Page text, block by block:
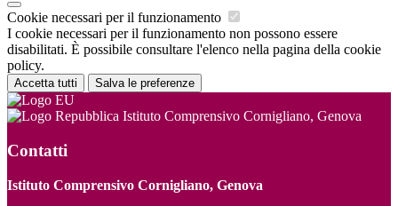
Cookie necessari per il funzionamento
I cookie necessari per il funzionamento non possono essere
disabilitati. È possibile consultare l'elenco nella pagina della cookie
policy.
Accetta tutti Salva le preferenze
Istituto Comprensivo Cornigliano, Genova
Contatti
Istituto Comprensivo Cornigliano, Genova